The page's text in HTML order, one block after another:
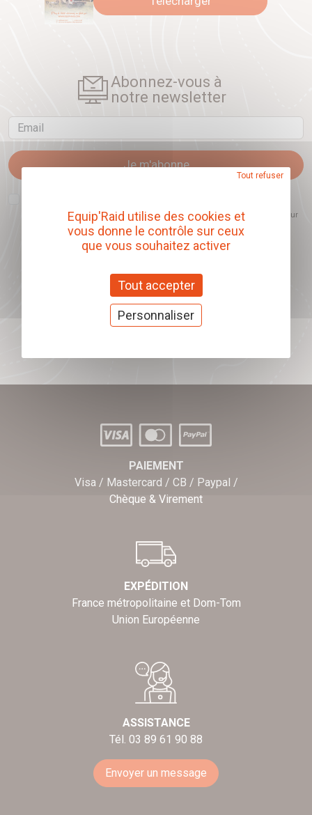
Abonnez-vous à
notre newsletter
Email
Je m'abonne
proposés. Ce choix est modifiable à tout moment et reste sans incidence sur
mon inscription.
Offrez nos chèques
cadeaux
PAIEMENT
Visa / Mastercard / CB / Paypal /
Chèque & Virement
EXPÉDITION
France métropolitaine et Dom-Tom
Union Européenne
ASSISTANCE
Tél. 03 89 61 90 88
Envoyer un message
Equip'Raid utilise des cookies et
vous donne le contrôle sur ceux
que vous souhaitez activer
Tout accepter
Tout refuser
Personnaliser